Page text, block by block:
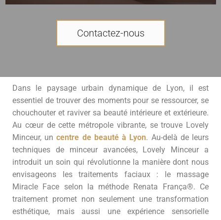
Contactez-nous
Dans le paysage urbain dynamique de Lyon, il est
essentiel de trouver des moments pour se ressourcer, se
chouchouter et raviver sa beauté intérieure et extérieure.
Au cœur de cette métropole vibrante, se trouve Lovely
Minceur, uncentre de beauté à Lyon. Au-delà de leurs
techniques de minceur avancées, Lovely Minceur a
introduit un soin qui révolutionne la manière dont nous
envisageons les traitements faciaux : le massage
Miracle Face selon la méthode Renata França®. Ce
traitement promet non seulement une transformation
esthétique, mais aussi une expérience sensorielle